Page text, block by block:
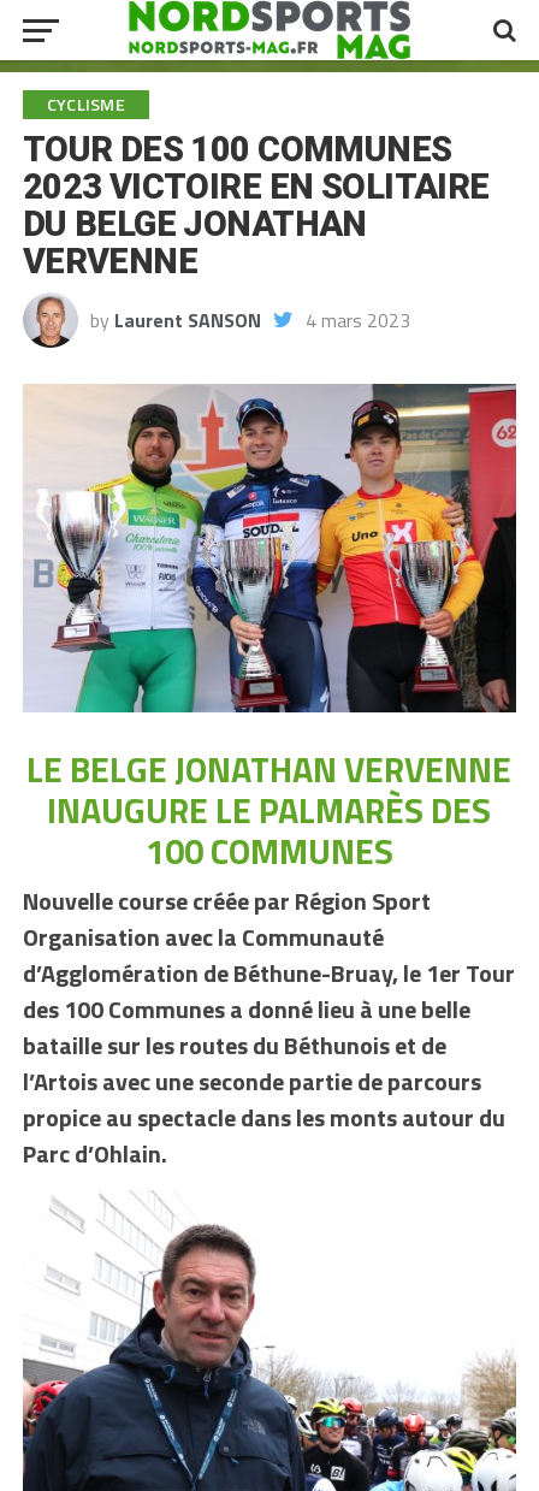
CYCLISME
TOUR DES 100 COMMUNES
2023 VICTOIRE EN SOLITAIRE
DU BELGE JONATHAN
VERVENNE
by Laurent SANSON 4 mars 2023
LE BELGE JONATHAN VERVENNE
INAUGURE LE PALMARÈS DES
100 COMMUNES
Nouvelle course créée par Région Sport
Organisation avec la Communauté
d’Agglomération de Béthune-Bruay, le 1er Tour
des 100 Communes a donné lieu à une belle
bataille sur les routes du Béthunois et de
l’Artois avec une seconde partie de parcours
propice au spectacledans les monts autour du
Parc d’Ohlain.